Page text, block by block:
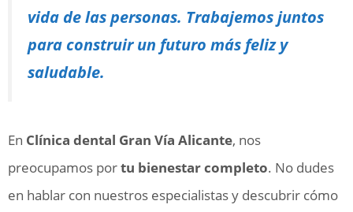
vida de las personas. Trabajemos juntos
para construir un futuro más feliz y
saludable.
En Clínica dental Gran Vía Alicante, nos
preocupamos portu bienestar completo. No dudes
en hablar con nuestros especialistas y descubrir cómo